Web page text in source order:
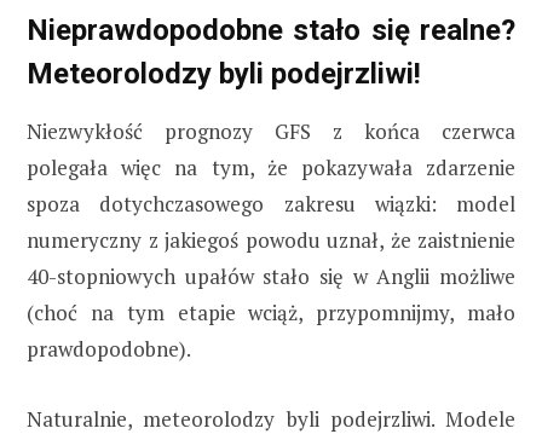
Nieprawdopodobne stało się realne?
Meteorolodzy byli podejrzliwi!
Niezwykłość prognozy GFS z końca czerwca
polegała więc na tym, że pokazywała zdarzenie
spoza dotychczasowego zakresu wiązki: model
numeryczny z jakiegoś powodu uznał, że zaistnienie
40-stopniowych upałów stało się w Anglii możliwe
(choć na tym etapie wciąż, przypomnijmy, mało
prawdopodobne).
Naturalnie, meteorolodzy byli podejrzliwi. Modele